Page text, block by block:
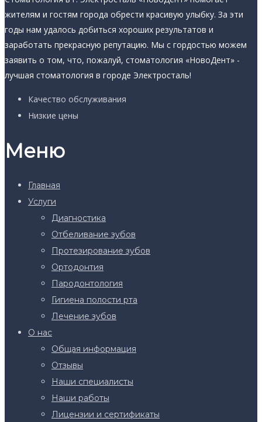
жителям и гостям города обрести красивую улыбку. За эти
годы нам удалось добиться хороших результатов и
заработать прекрасную репутацию. Мы с гордостью можем
заявить о том, что, пожалуй, стоматология «НовоДент» -
лучшая стоматология в городе Электросталь!
Качество обслуживания
Низкие цены
Меню
Главная
Услуги
Диагностика
Отбеливание зубов
Протезирование зубов
Ортодонтия
Пародонтология
Гигиена полости рта
Лечение зубов
О нас
Общая информация
Отзывы
Наши специалисты
Наши работы
Лицензии и сертификаты